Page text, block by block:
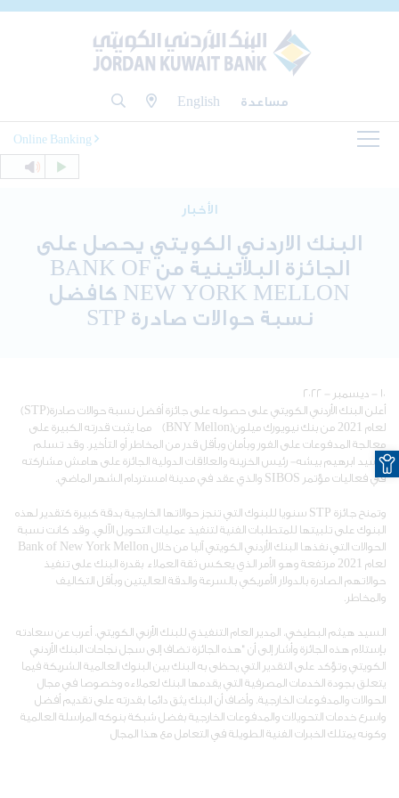
مساعدة English
Online Banking
الأخبار
البنك الاردني الكويتي يحصل على
الجائزة البلاتينية من BANK OF
NEW YORK MELLON كافضل
نسبة حوالات صادرة STP
١٠ - ديسمبر - ٢٠٢٢
أعلن البنك الأردني الكويتي على حصوله على جائزة أفضل نسبة حوالات صادرة(STP)
لعام 2021 من بنك نيويورك ميلون(BNY Mellon) مما يثبت قدرته الكبيرة على
معالجة المدفوعات على الفور وبأمان وبأقل قدر من المخاطر أو التأخير. وقد تسلم
السيد ابرهيم بيشه- رئيس الخزينة والعلاقات الدولية الجائزة على هامش مشاركته
في فعاليات مؤتمر SIBOS والذي عقد في مدينة امستردام الشهر الماضي.
وتمنح جائزة STP سنويا للبنوك التي تنجز حوالاتها الخارجية بدقة كبيرة كتقدير لهذه
البنوك على تلبيتها للمتطلبات الفنية لتنفيذ عمليات التحويل الآلي. وقد كانت نسبة
الحوالات التي نفذها البنك الأردني الكويتي آليا من خلال Bank of New York Mellon
لعام 2021 مرتفعة وهو الأمر الذي يعكس ثقة العملاء بقدرة البنك على تنفيذ
حوالاتهم الصادرة بالدولار الأمريكي بالسرعة والدقة العاليتين وبأقل التكاليف
والمخاطر.
السيد هيثم البطيخي، المدير العام التنفيذي للبنك الأرني الكويتي، أعرب عن سعادته
بإستلام هذه الجائزة وأشار إلى أن "هذه الجائزة تضاف إلى سجل نجاحات البنك الأردني
الكويتي وتؤكد على التقدير التي يحظى به البنك بين البنوك العالمية الشريكة فيما
يتعلق بجودة الخدمات المصرفية التي يقدمها البنك لعملاءه وخصوصا في مجال
الحوالات والمدفوعات الخارجية. وأضاف أن البنك يثق دائما بقدرته على تقديم أفضل
واسرع خدمات التحويلات والمدفوعات الخارجية بفضل شبكة بنوكه المراسلة العالمية
وكونه يمتلك الخبرات الفنية الطويلة في التعامل مع هذا المجال